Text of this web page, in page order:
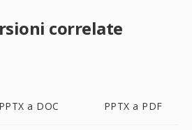
correlate
PPTX a DOC PPTX a PDF